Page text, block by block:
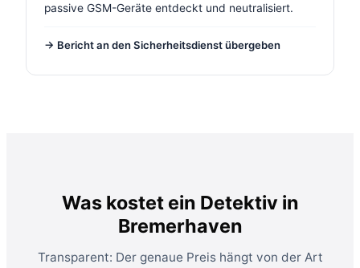
passive GSM-Geräte entdeckt und neutralisiert.
→ Bericht an den Sicherheitsdienst übergeben
Was kostet ein Detektiv in
Bremerhaven
Transparent: Der genaue Preis hängt von der Art